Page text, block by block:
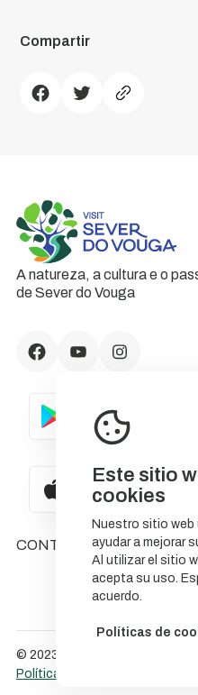
Este sitio
cookies
Nuestro sitio
ayudar a mejorar
Al utilizar el sitio
acepta su uso.
acuerdo.
Políticas de
Compartir
A natureza, a cultura e o
de Sever do Vouga
CONTACTOS
© 2023 NatureStorytelling.
Política de Cookies